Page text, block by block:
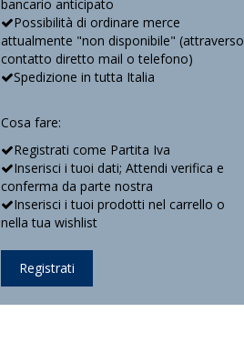
bancario anticipato
Possibilità di ordinare merce
attualmente "non disponibile" (attraverso
contatto diretto mail o telefono)
Spedizione in tutta Italia
Cosa fare:
Registrati come Partita Iva
Inserisci i tuoi dati; Attendi verifica e
conferma da parte nostra
Inserisci i tuoi prodotti nel carrello o
nella tua wishlist
Registrati